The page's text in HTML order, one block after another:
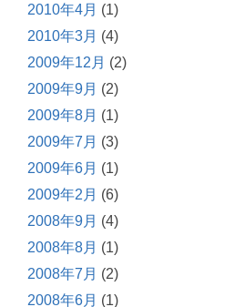
2010年4月 (1)
2010年3月 (4)
2009年12月 (2)
2009年9月 (2)
2009年8月 (1)
2009年7月 (3)
2009年6月 (1)
2009年2月 (6)
2008年9月 (4)
2008年8月 (1)
2008年7月 (2)
2008年6月 (1)